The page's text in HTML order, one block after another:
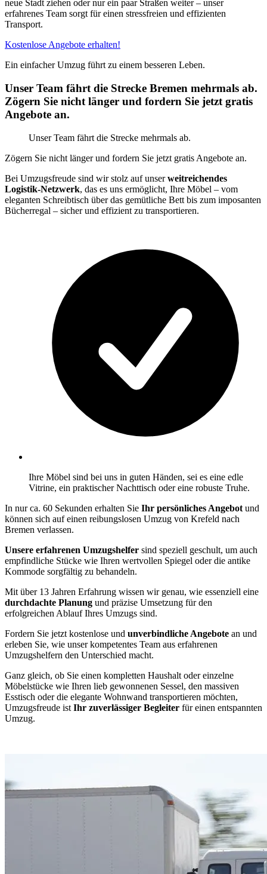
neue Stadt ziehen oder nur ein paar Straßen weiter – unser
erfahrenes Team sorgt für einen stressfreien und effizienten
Transport.
Kostenlose Angebote erhalten!
Ein einfacher Umzug führt zu einem besseren Leben.
Unser Team fährt die Strecke Bremen mehrmals ab.
Zögern Sie nicht länger und fordern Sie jetzt gratis
Angebote an.
Unser Team fährt die Strecke mehrmals ab.
Zögern Sie nicht länger und fordern Sie jetzt gratis Angebote an.
Bei Umzugsfreude sind wir stolz auf unserweitreichendes
Logistik-Netzwerk, das es uns ermöglicht, Ihre Möbel – vom
eleganten Schreibtisch über das gemütliche Bett bis zum imposanten
Bücherregal – sicher und effizient zu transportieren.
Ihre Möbel sind bei uns in guten Händen, sei es eine edle
Vitrine, ein praktischer Nachttisch oder eine robuste Truhe.
In nur ca. 60 Sekunden erhalten Sie Ihr persönliches Angebot und
können sich auf einen reibungslosen Umzug von Krefeld nach
Bremen verlassen.
Unsere erfahrenen Umzugshelfer sind speziell geschult, um auch
empfindliche Stücke wie Ihren wertvollen Spiegel oder die antike
Kommode sorgfältig zu behandeln.
Mit über 13 Jahren Erfahrung wissen wir genau, wie essenziell eine
durchdachte Planung und präzise Umsetzung für den
erfolgreichen Ablauf Ihres Umzugs sind.
Fordern Sie jetzt kostenlose und unverbindliche Angebote an und
erleben Sie, wie unser kompetentes Team aus erfahrenen
Umzugshelfern den Unterschied macht.
Ganz gleich, ob Sie einen kompletten Haushalt oder einzelne
Möbelstücke wie Ihren lieb gewonnenen Sessel, den massiven
Esstisch oder die elegante Wohnwand transportieren möchten,
Umzugsfreude ist Ihr zuverlässiger Begleiter für einen entspannten
Umzug.